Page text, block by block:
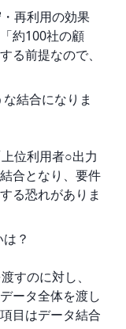
再利用の効果
約100社の顧
る前提なので、
結合になりま
位利用者○出力
合となり、要件
る恐れがありま
？
すのに対し、
ータ全体を渡し
目はデータ結合